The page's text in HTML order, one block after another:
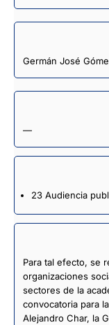
Germán José
—
23 Audiencia
Para tal efecto, se
organizaciones
sectores de la
convocatoria para
Alejandro Char, la